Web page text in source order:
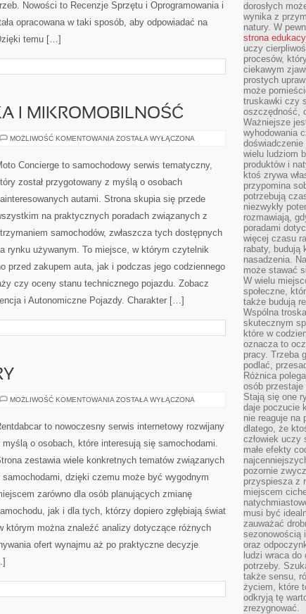
Nowości to Recenzje Sprzętu i Oprogramowania i
opracowana w taki sposób, aby odpowiadać na
temu […]
I MIKROMOBILNOŚĆ
MOŻLIWOŚĆ KOMENTOWANIA MOBILNOŚĆ
MIKROMOBILNOŚĆ
ZOSTAŁA WYŁĄCZONA
Concierge to samochodowy serwis tematyczny,
został przygotowany z myślą o osobach
autami. Strona skupia się przede
na praktycznych poradach związanych z
samochodów, zwłaszcza tych dostępnych
rynku używanym. To miejsce, w którym czytelnik
przed zakupem auta, jak i podczas jego codziennego
czy oceny stanu technicznego pojazdu. Zobacz
i Autonomiczne Pojazdy. Charakter […]
MOŻLIWOŚĆ KOMENTOWANIA NOWOŚCI
ZOSTAŁA WYŁĄCZONA
to nowoczesny serwis internetowy rozwijany
myślą o osobach, które interesują się samochodami.
zestawia wiele konkretnych tematów związanych
samochodami, dzięki czemu może być wygodnym
zarówno dla osób planujących zmianę
jak i dla tych, którzy dopiero zgłębiają świat
którym można znaleźć analizy dotyczące różnych
ofert wynajmu aż po praktyczne decyzje
dorosłych
wynika z
natury. W
strona
uczy
procesów,
ciekawym
prostych
może
truskawki czy
oszczędność,
Ważniejsze
wyhodowania
wielu ludziom
produktów i
ktoś zrywa
przypomina
potrzebują
niezwykły
rozmawiają,
poradami
więcej czasu
rabaty, budują
nasadzenia.
może stawać
W wielu
społeczne,
także budują
Wspólna
skutecznym
które w
oznacza to
pracy. Trzeba
podlać,
Różnica
osób
Stają się one
daje poczucie
nie reaguje na
dlatego, że
człowiek uczy
małe efekty
pozornie
przyspiesza z
miejscem
musi być
zauważać
sezonowością
oraz
ludzi wraca
potrzeby.
także sensu,
życiem, które
odkryją tę
zrezygnować.